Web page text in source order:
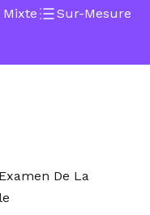
Mixte Sur-Mesure